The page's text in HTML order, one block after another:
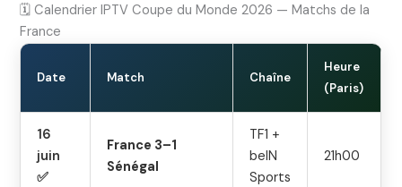
🗓️ Calendrier IPTV Coupe du Monde 2026 — Matchs de la
France
Date Match Chaîne
Heure
(Paris)
16
juin
✅
France 3–1
Sénégal
TF1 +
beIN
Sports
21h00